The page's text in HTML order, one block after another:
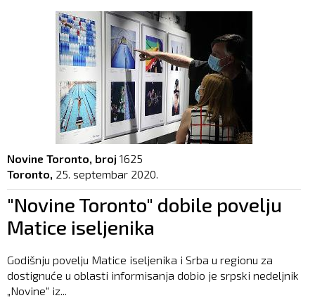
Novine Toronto, broj 1625
Toronto, 25. septembar 2020.
"Novine Toronto" dobile povelju
Matice iseljenika
Godišnju povelju Matice iseljenika i Srba u regionu za
dostignuće u oblasti informisanja dobio je srpski nedeljnik
„Novine“ iz...